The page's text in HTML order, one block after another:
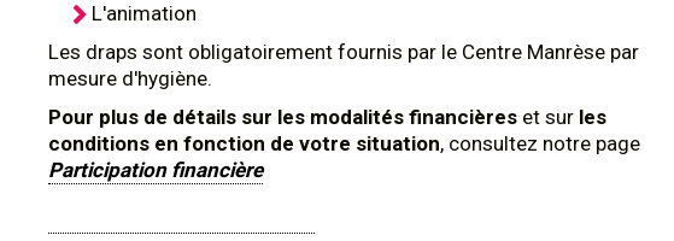
L'animation
Les draps sont obligatoirement fournis par le Centre Manrèse par
mesure d'hygiène.
Pour plus de détails sur les modalités financières et sur les
conditions en fonction de votre situation, consultez notre page
Participation financière